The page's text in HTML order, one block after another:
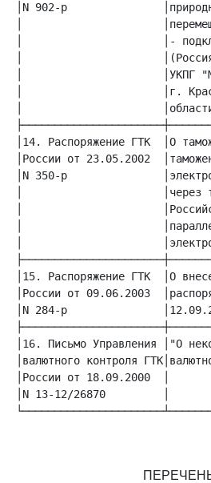
│N 902-р
│
│                      │-
│                      │(Россия)
│                      │УКПГ
│                      │г.
│
│14. Распоряжение ГТК  │О
│России от 23.05.2002
│N 350-р
│                      │через
│
│
│
│15. Распоряжение ГТК  │О
│России от 09.06.2003
│N 284-р
│16. Письмо Управления │"О
│валютного контроля
│России от
│N 13-12/26870